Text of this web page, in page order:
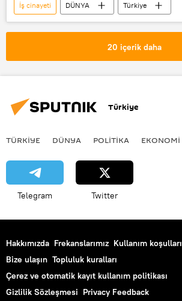
İş cinayeti DÜNYA
Türkiye
Haberler
TÜRKİYE Suriyeli
20 içerik daha
Türkiye
TÜRKIYE DÜNYA POLİTİKA EKONOMİ
Telegram Twitter
Hakkımızda Frekanslarımız Kullanım koşulları
Bize ulaşın Topluluk kuralları
Çerez ve otomatik kayıt kullanım politikası
Gizlilik Sözleşmesi Privacy Feedback